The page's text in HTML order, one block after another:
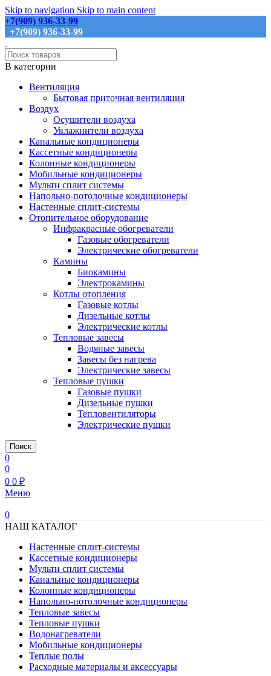
Skip to navigation Skip to main content
+7(909) 936-33-99
+7(909) 936-33-99
В категории
Вентиляция
Бытовая приточная вентиляция
Воздух
Осушители воздуха
Увлажнители воздуха
Канальные кондиционеры
Кассетные кондиционеры
Колонные кондиционеры
Мобильные кондиционеры
Мульти сплит системы
Напольно-потолочные кондиционеры
Настенные сплит-системы
Отопительное оборудование
Инфракрасные обогреватели
Газовые обогреватели
Электрические обогреватели
Камины
Биокамины
Электрокамины
Котлы отопления
Газовые котлы
Дизельные котлы
Электрические котлы
Тепловые завесы
Водяные завесы
Завесы без нагрева
Электрические завесы
Тепловые пушки
Газовые пушки
Дизельные пушки
Тепловентиляторы
Электрические пушки
Поиск
0
0
0 0 ₽
Меню
0
НАШ КАТАЛОГ
Настенные сплит-системы
Кассетные кондиционеры
Мульти сплит системы
Канальные кондиционеры
Колонные кондиционеры
Напольно-потолочные кондиционеры
Тепловые завесы
Тепловые пушки
Водонагреватели
Мобильные кондиционеры
Теплые полы
Расходные материалы и аксессуары